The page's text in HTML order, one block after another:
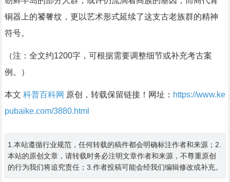
铜器上的饕餮纹，更以艺术形式延续了这支古老族群的精神
符号。
（注：全文约1200字，可根据需要调整细节或补充考古案
例。）
本文 科普百科网 原创，转载保留链接！网址： https://www.ke
pubaike.com/3880.html
1.本站遵循行业规范，任何转载的稿件都会明确标注作者和来源；2.
本站的原创文章，请转载时务必注明文章作者和来源，不尊重原创
的行为我们将追究责任；3.作者投稿可能会经我们编辑修改或补充。